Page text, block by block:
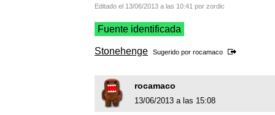
Editado el 13/06/2013 a las 10:41 por zordic
Fuente identificada
Stonehenge Sugerido por rocamaco
rocamaco
13/06/2013 a las 15:08